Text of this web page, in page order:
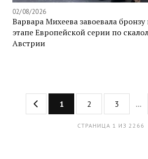
02/08/2026
Варвара Михеева завоевала
этапе Европейской серии по
Австрии
1 2 3 ...
СТРАНИЦА 1 ИЗ 2266